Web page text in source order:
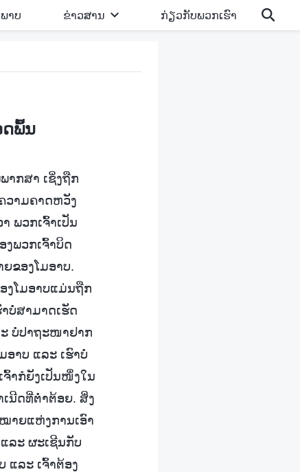
າບ ຂ່າວສານ ກ່ຽວກັບພວກເຮົາ
ດພົ້ນ
ກສາ ເຊິ່ງຖືກ
ວາມຄາດຫວັງ
ພວກເຈົ້າເປັນ
ພວກເຈົ້າບິດ
ຍຂອງໂມອາບ.
ງໂມອາບແມ່ນຖືກ
ບໍ່ສາມາດເຮັດ
ະ ບໍ່ປາຖະໜາຢາກ
ອາບ ແລະ ເຮົາບໍ່
ຈົ້າກໍຍັງເປັນໜຶ່ງໃນ
ນີດທີ່ຕໍ່າຕ້ອຍ. ສິ່ງ
າຍແຫ່ງການເອົາ
ລະ ຜະເຊີນກັບ
ແລະ ເຈົ້າຕ້ອງ